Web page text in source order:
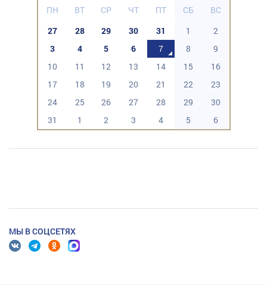
ПН ВТ СР ЧТ ПТ СБ
ВС
27
28 29 30 31 1
2
3
4 5 6 7 8
9
10
11 12 13 14 15
16
17
18 19 20 21 22
23
24
25 26 27 28 29
30
31
1 2 3 4 5 6
МЫ В СОЦСЕТЯХ